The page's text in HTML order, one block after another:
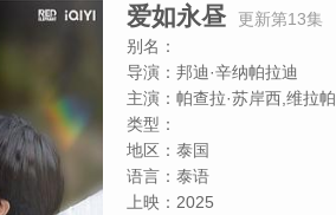
爱如永昼
更新第13集
别名：
导演： 邦迪·辛纳帕拉迪
主演： 帕查拉·苏岸西,维拉
类型：
地区： 泰国
语言： 泰语
上映： 2025